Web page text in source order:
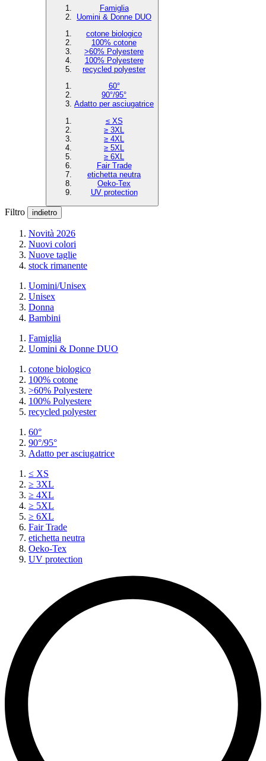
Famiglia
Uomini & Donne DUO
cotone biologico
100% cotone
>60% Polyestere
100% Polyestere
recycled polyester
60°
90°/95°
Adatto per asciugatrice
≤ XS
≥ 3XL
≥ 4XL
≥ 5XL
≥ 6XL
Fair Trade
etichetta neutra
Oeko-Tex
UV protection
Filtro indietro
Novità 2026
Nuovi colori
Nuove taglie
stock rimanente
Uomini/Unisex
Unisex
Donna
Bambini
Famiglia
Uomini & Donne DUO
cotone biologico
100% cotone
>60% Polyestere
100% Polyestere
recycled polyester
60°
90°/95°
Adatto per asciugatrice
≤ XS
≥ 3XL
≥ 4XL
≥ 5XL
≥ 6XL
Fair Trade
etichetta neutra
Oeko-Tex
UV protection